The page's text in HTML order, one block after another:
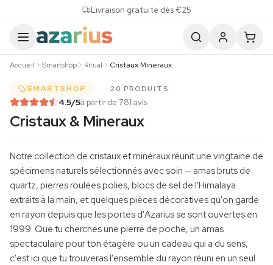
Livraison gratuite dès €25
Accueil Smartshop Ritual Cristaux Mineraux
SMARTSHOP 20 PRODUITS
4.5/5à partir de 781 avis
Cristaux & Mineraux
Notre collection de cristaux et minéraux réunit une vingtaine de
spécimens naturels sélectionnés avec soin — amas bruts de
quartz, pierres roulées polies, blocs de sel de l'Himalaya
extraits à la main, et quelques pièces décoratives qu'on garde
en rayon depuis que les portes d'Azarius se sont ouvertes en
1999. Que tu cherches une pierre de poche, un amas
spectaculaire pour ton étagère ou un cadeau qui a du sens,
c'est ici que tu trouveras l'ensemble du rayon réuni en un seul